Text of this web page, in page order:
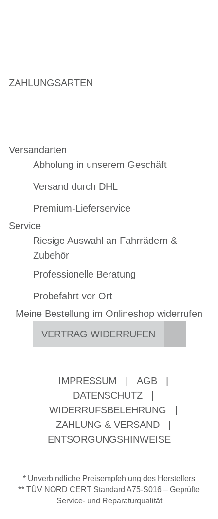
ZAHLUNGSARTEN
Versandarten
Abholung in unserem Geschäft
Versand durch DHL
Premium-Lieferservice
Service
Riesige Auswahl an Fahrrädern &
Zubehör
Professionelle Beratung
Probefahrt vor Ort
Meine Bestellung im Onlineshop widerrufen
VERTRAG WIDERRUFEN
IMPRESSUM AGB
DATENSCHUTZ
WIDERRUFSBELEHRUNG
ZAHLUNG & VERSAND
ENTSORGUNGSHINWEISE
* Unverbindliche Preisempfehlung des Herstellers
** TÜV NORD CERT Standard A75-S016 – Geprüfte
Service- und Reparaturqualität